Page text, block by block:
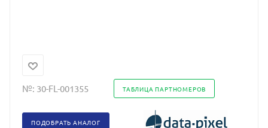
№: 30-FL-001355 ТАБЛИЦА ПАРТНОМЕРОВ
ПОДОБРАТЬ АНАЛОГ